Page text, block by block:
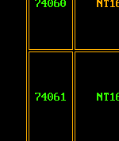
74060
74061